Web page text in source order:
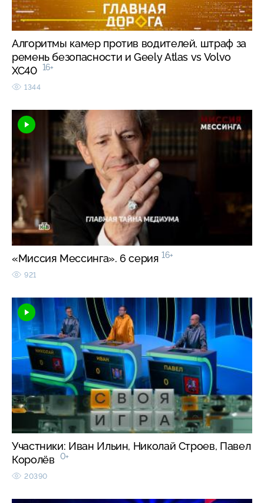
Алгоритмы камер против водителей, штраф за
ремень безопасности и Geely Atlas vs Volvo
XC40 16+
1344
«Миссия Мессинга». 6 серия 16+
921
Участники: Иван Ильин, Николай Строев, Павел
Королёв
0+
20390